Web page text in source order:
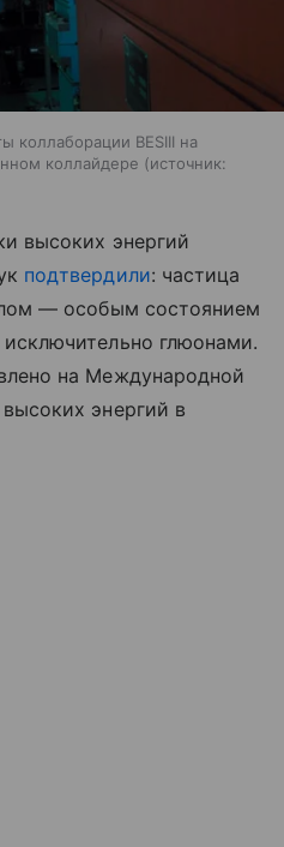
коллаборации BESIII на
коллайдере
источник:
высоких энергий
подтвердили: частица
— особым состоянием
глюонами.
на Международной
энергий в